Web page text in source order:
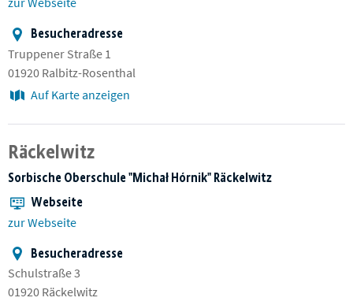
Besucheradresse
Truppener Straße 1
01920 Ralbitz-Rosenthal
Auf Karte anzeigen
Räckelwitz
Sorbische Oberschule "Michał Hórnik" Räckelwitz
Webseite
zur Webseite
Besucheradresse
Schulstraße 3
01920 Räckelwitz